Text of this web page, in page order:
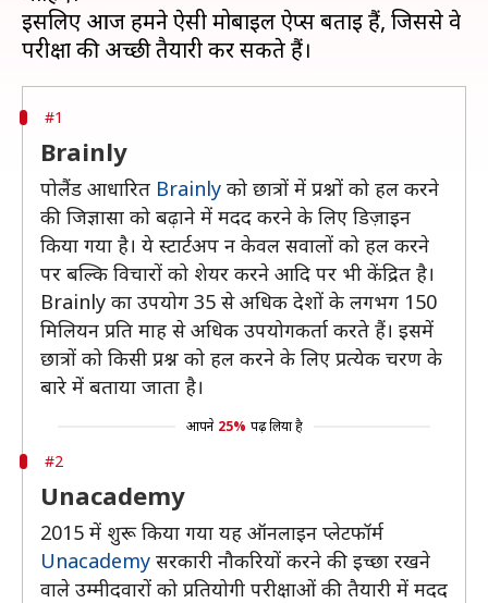
इसलिए आज हमने ऐसी मोबाइल ऐप्स बताई हैं, जिससे वे
#1
Brainly
पोलैंड आधारित Brainly को छात्रों में प्रश्नों को हल करने
की जिज्ञासा को बढ़ाने में मदद करने के लिए डिज़ाइन
किया गया है। ये स्टार्टअप न केवल सवालों को हल करने
पर बल्कि विचारों को शेयर करने आदि पर भी केंद्रित है।
Brainly का उपयोग 35 से अधिक देशों के लगभग 150
मिलियन प्रति माह से अधिक उपयोगकर्ता करते हैं। इसमें
छात्रों को किसी प्रश्न को हल करने के लिए प्रत्येक चरण के
बारे में बताया जाता है।
आपने 25% पढ़ लिया है
#2
Unacademy
2015 में शुरू किया गया यह ऑनलाइन प्लेटफॉर्म
Unacademy सरकारी नौकरियों करने की इच्छा रखने
वाले उम्मीदवारों को प्रतियोगी परीक्षाओं की तैयारी में मदद